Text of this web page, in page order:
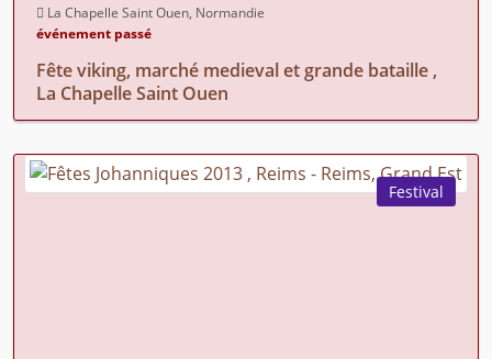
La Chapelle Saint Ouen, Normandie
événement passé
Fête viking, marché medieval et grande bataille ,
La Chapelle Saint Ouen
Festival